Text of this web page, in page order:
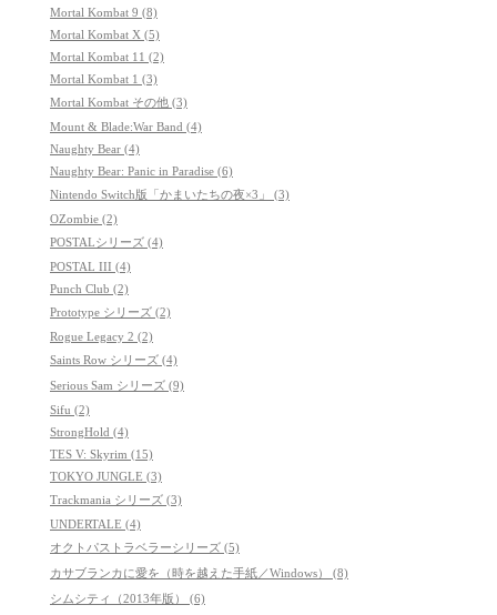
Mortal Kombat 9 (8)
Mortal Kombat X (5)
Mortal Kombat 11 (2)
Mortal Kombat 1 (3)
Mortal Kombat その他 (3)
Mount & Blade:War Band (4)
Naughty Bear (4)
Naughty Bear: Panic in Paradise (6)
Nintendo Switch版「かまいたちの夜×3」 (3)
OZombie (2)
POSTALシリーズ (4)
POSTAL III (4)
Punch Club (2)
Prototype シリーズ (2)
Rogue Legacy 2 (2)
Saints Row シリーズ (4)
Serious Sam シリーズ (9)
Sifu (2)
StrongHold (4)
TES V: Skyrim (15)
TOKYO JUNGLE (3)
Trackmania シリーズ (3)
UNDERTALE (4)
オクトパストラベラーシリーズ (5)
カサブランカに愛を（時を越えた手紙／Windows） (8)
シムシティ（2013年版） (6)